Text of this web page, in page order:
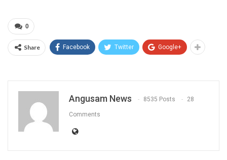
0
Share Facebook Twitter Google+
Angusam News 8535 Posts 28
Comments